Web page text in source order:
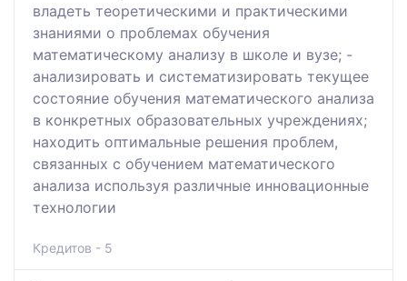
владеть теоретическими и практическими
знаниями о проблемах обучения
математическому анализу в школе и вузе; -
анализировать и систематизировать текущее
состояние обучения математического анализа
в конкретных образовательных учреждениях;
находить оптимальные решения проблем,
связанных с обучением математического
анализа используя различные инновационные
технологии
Кредитов - 5